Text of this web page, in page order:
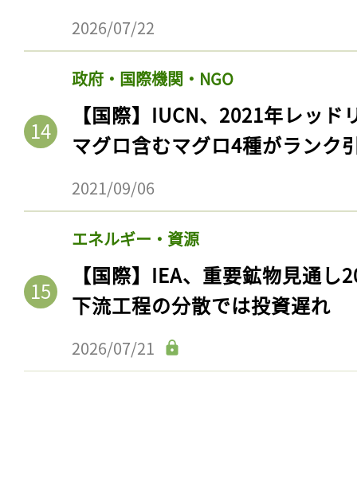
2026/07/22
政府・国際機関・NGO
【国際】IUCN、2021年レッ
マグロ含むマグロ4種がランク
2021/09/06
エネルギー・資源
【国際】IEA、重要鉱物見通
下流工程の分散では投資遅れ
2026/07/21